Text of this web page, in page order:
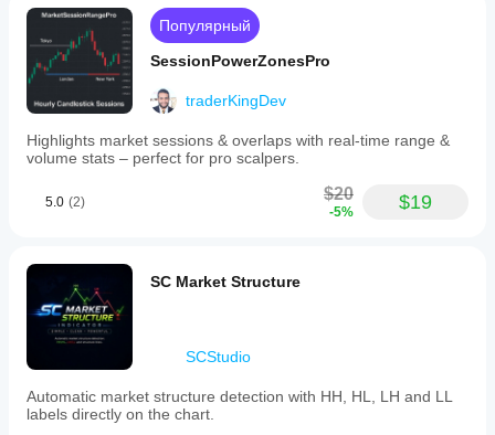
Популярный
SessionPowerZonesPro
traderKingDev
Highlights market sessions & overlaps with real-time range &
volume stats – perfect for pro scalpers.
5.0 (2) $20
-5% $19
SC Market Structure
SCStudio
Automatic market structure detection with HH, HL, LH and LL
labels directly on the chart.